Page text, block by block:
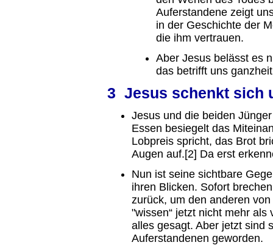
Auferstandene zeigt
in der Geschichte der
die ihm vertrauen.
Aber Jesus belässt es
das betrifft uns
3 Jesus schenkt sich
Jesus und die beiden
Essen besiegelt das
Lobpreis spricht, das Brot
Augen auf.[2] Da erst
Nun ist seine sichtbare
ihren Blicken. Sofort
zurück, um den anderen
"wissen“ jetzt nicht mehr
alles gesagt. Aber jetzt sind
Auferstandenen geworden.